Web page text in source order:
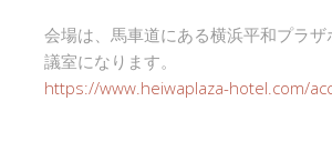
会場は、馬車道にある横浜平和プラザ
議室になります。
https://www.heiwaplaza-hotel.com/